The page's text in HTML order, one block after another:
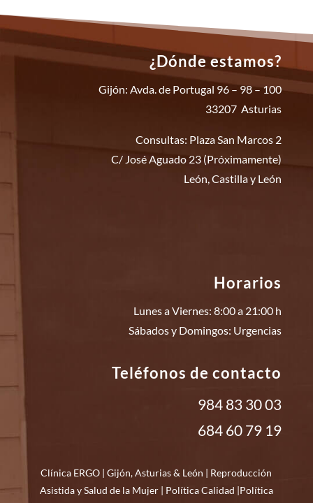
¿Dónde estamos?
Gijón: Avda. de Portugal 96 – 98 – 100
33207 Asturias
Consultas: Plaza San Marcos 2
C/ José Aguado 23 (Próximamente)
León, Castilla y León
Horarios
Lunes a Viernes: 8:00 a 21:00 h
Sábados y Domingos: Urgencias
Teléfonos de contacto
984 83 30 03
684 60 79 19
Clínica ERGO | Gijón,Asturias& León | Reproducción
Asistida y Salud de la Mujer | Política Calidad |Política